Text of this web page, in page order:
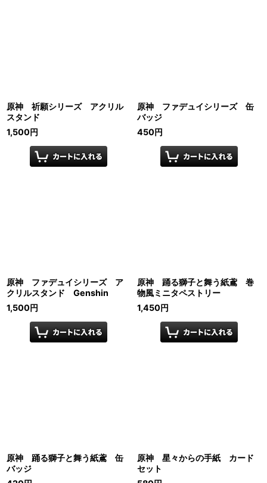
原神 祈願シリーズ アクリル
スタンド
1,500円
原神 ファデュイシリーズ 缶
バッジ
450円
原神 ファデュイシリーズ ア
クリルスタンド Genshin
1,500円
原神 踊る獅子と舞う紙鳶 巻
物風ミニタペストリー
1,450円
原神 踊る獅子と舞う紙鳶 缶
バッジ
原神 星々からの手紙 カード
セット